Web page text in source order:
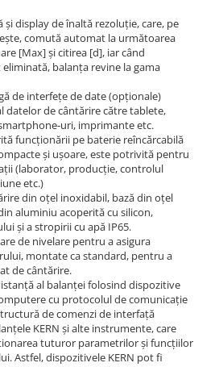
display de înaltă rezoluție, care, pe
comută automat la următoarea
[Max] și citirea [d], iar când
balanța revine la gama
de interfețe de date (opționale)
datelor de cântărire către tablete,
uri, imprimante etc.
funcționării pe baterie reîncărcabilă
și ușoare, este potrivită pentru
(laborator, producție, controlul
etc.)
din oțel inoxidabil, bază din oțel
aluminiu acoperită cu silicon,
și a stropirii cu apă IP65.
de nivelare pentru a asigura
montate ca standard, pentru a
de cântărire.
al balanței folosind dispozitive
cu protocolul de comunicație
de comenzi de interfață
KERN și alte instrumente, care
tuturor parametrilor și funcțiilor
Astfel, dispozitivele KERN pot fi